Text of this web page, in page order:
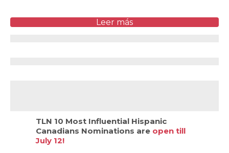
Leer más
TLN 10 Most Influential Hispanic
Canadians Nominations are open till
July 12!